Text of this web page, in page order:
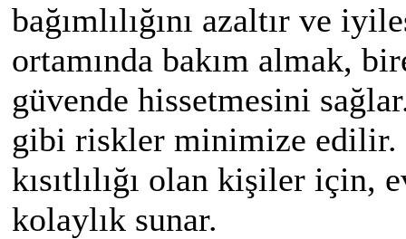
bağımlılığını azaltır ve
ortamında bakım almak,
güvende hissetmesini
gibi riskler minimize edilir.
kısıtlılığı olan kişiler için,
kolaylık sunar.